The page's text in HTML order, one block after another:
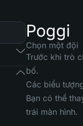
Poggi
Chọn một đội
Trước khi trò
bố.
Các biểu
Bạn có thể
trái màn hình.